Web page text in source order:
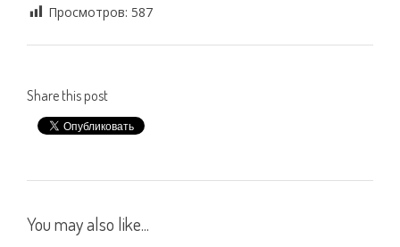
Просмотров: 587
Share this post
You may also like...